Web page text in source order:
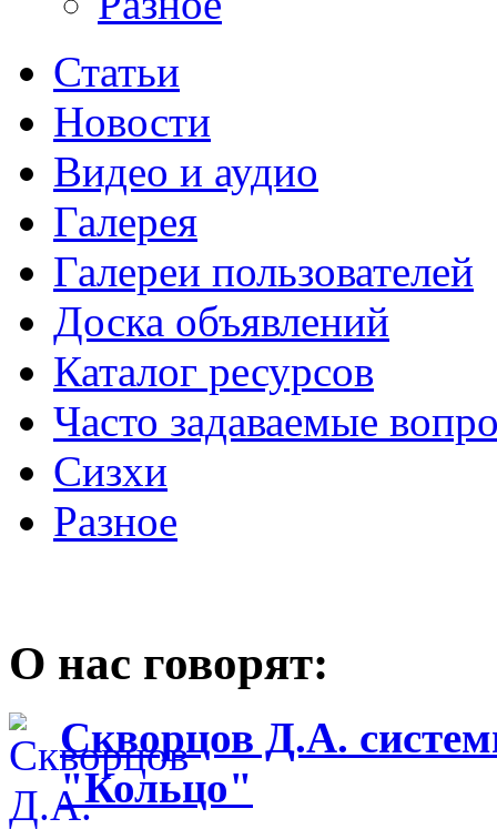
Статьи
Новости
Видео и аудио
Галерея
Галереи пользователей
Доска объявлений
Каталог ресурсов
Часто задаваемые
Сизхи
Разное
О нас говорят:
Скворцов Д.А.
"Кольцо"